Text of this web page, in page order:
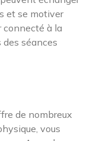
et se motiver
connecté à la
séances
de nombreux
vous